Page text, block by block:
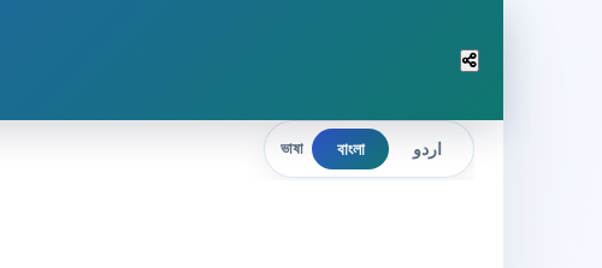
ভাষা বাংলা اردو